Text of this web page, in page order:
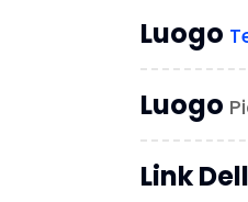
Luogo
Luogo
Link